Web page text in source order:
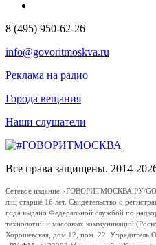
8 (495) 950-62-26
info@govoritmoskva.ru
Реклама на радио
Города вещания
Наши слушатели
Все права защищены. 2014-
Сетевое издание «ГОВОРИТМОСКВА.РУ/
лиц старше 16 лет. Свидетельство о
года выдано Федеральной службой по
технологий и массовых коммуникаций
Хорошевская, дом 12, пом. 22. Учредитель